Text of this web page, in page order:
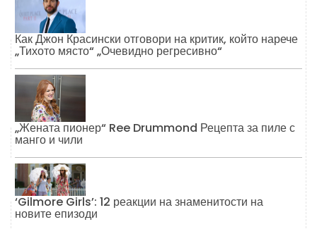
Как Джон Красински отговори на критик, който нарече
„Тихото място“ „Очевидно регресивно“
„Жената пионер“ Ree Drummond Рецепта за пиле с
манго и чили
‘Gilmore Girls’: 12 реакции на знаменитости на
новите епизоди